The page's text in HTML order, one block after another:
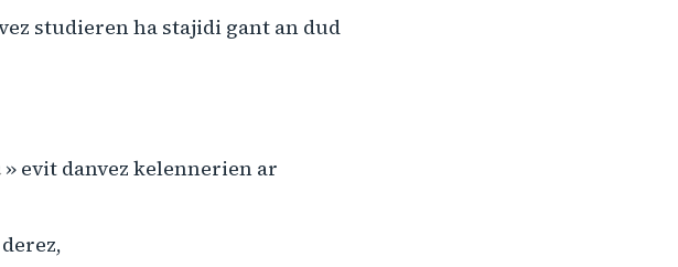
studieren ha stajidi gant an dud
» evit danvez kelennerien ar